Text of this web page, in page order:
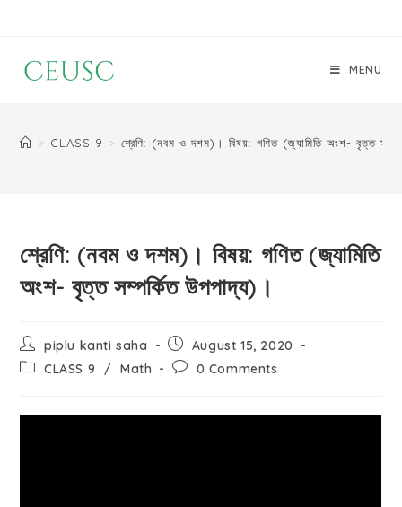
MENU
> CLASS 9 > শ্রেণি: (নবম ও দশম)। বিষয়: গণিত (জ্যামিতি অংশ- বৃত্ত
শ্রেণি: (নবম ও দশম)। বিষয়: গণিত (জ্যামিতি
অংশ- বৃত্ত সম্পর্কিত উপপাদ্য)।
piplu kanti saha
August 15, 2020
CLASS 9
/ Math 0 Comments